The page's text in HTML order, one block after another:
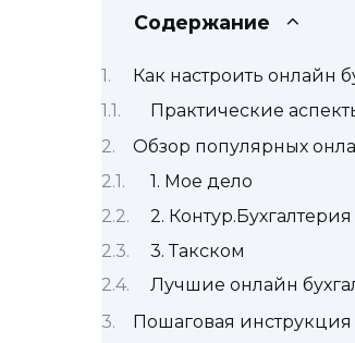
Содержание
Как настроить онлайн
Практические
Обзор популярных
1. Мое дело
2. Контур.Бухгалтерия
3. Такском
Лучшие онлайн
Пошаговая